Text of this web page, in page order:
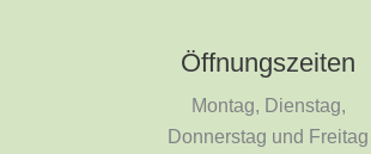
Öffnungszeiten
Montag, Dienstag,
Donnerstag und Freitag